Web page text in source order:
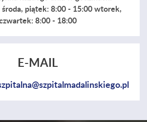
środa, piątek: 8:00 - 15:00 wtorek,
8:00 - 18:00
E-MAIL